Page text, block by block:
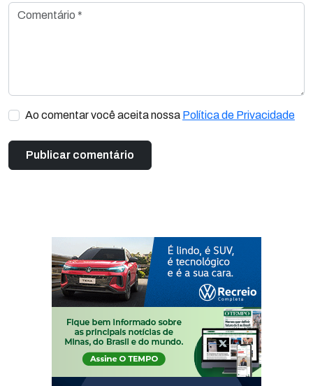
Comentário *
Ao comentar você aceita nossa Política de Privacidade